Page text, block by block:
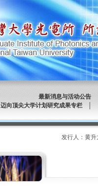
最新消息与活动公告
迈向顶尖大学计划研究成果专栏│
发行人：黄